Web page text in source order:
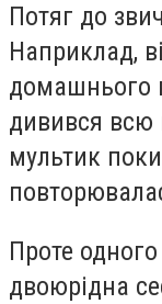
Потяг до
Наприклад,
домашнього
дивився всю
мультик
Проте
двоюрідна